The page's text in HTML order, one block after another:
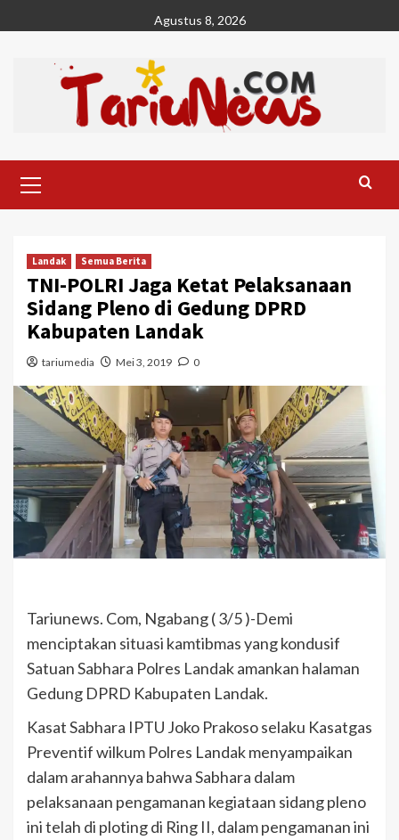
to
Agustus 8, 2026
Menu
Landak Semua Berita
TNI-POLRI Jaga Ketat Pelaksanaan
Sidang Pleno di Gedung DPRD
Kabupaten Landak
tariumedia Mei 3, 2019 0
Tariunews. Com, Ngabang ( 3/5 )-Demi
menciptakan situasi kamtibmas yang kondusif
Satuan Sabhara Polres Landak amankan halaman
Gedung DPRD Kabupaten Landak.
Kasat Sabhara IPTU Joko Prakoso selaku Kasatgas
Preventif wilkum Polres Landak menyampaikan
dalam arahannya bahwa Sabhara dalam
pelaksanaan pengamanan kegiataan sidang pleno
ini telah di ploting di Ring II, dalam pengamanan ini